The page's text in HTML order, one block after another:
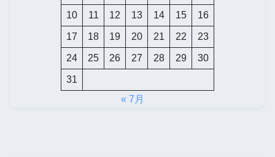
10 11 12 13 14 15 16
17 18 19 20 21 22 23
24 25 26 27 28 29 30
31
« 7月